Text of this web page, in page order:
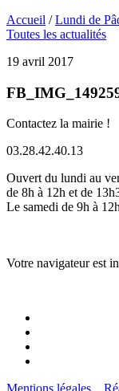
Accueil /Lundi de
Toutes les actualités
19 avril 2017
Contactez la mairie !
03.28.42.40.13
Ouvert du lundi au
de 8h à 12h et de
Le samedi de 9h à
Votre navigateur est